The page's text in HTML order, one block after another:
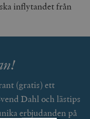
inflytandet från
(gratis) ett
Dahl och lästips
erbjudanden på